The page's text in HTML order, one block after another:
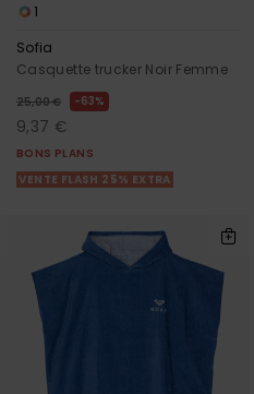
1
Sofia
Casquette trucker Noir Femme
25,00 € 63%
9,37 €
BONS PLANS
VENTE FLASH 25% EXTRA